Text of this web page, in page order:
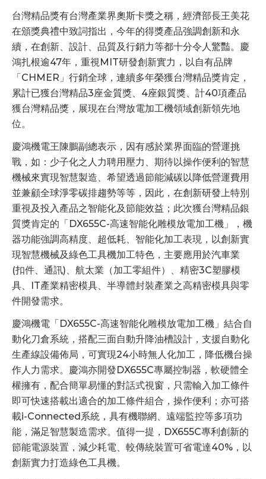
台灣精品獎有台灣產業界奧斯卡獎之稱，經濟部長王美花
在頒獎典禮中致詞指出，今年的得獎產品強調創新和永
續，在創新、設計、品質及行銷力等都十分令人驚豔。慶
鴻扎根逾47年，重視MIT研發創新實力，以自有品牌
「CHMER」行銷全球，連續多年榮獲台灣精品獎肯定，
累計已獲台灣精品3座金質獎、4座銀質獎、計40項產品
獲台灣精品獎，展現在台灣放電加工機領域創新領先地
位。
慶鴻機電王陳鵬副總表示，因有感於業界面臨的營運挑
戰，如：少子化之人力聘用壓力、期待以操作便利的智慧
機械來實現智慧製造、希望透過節能減碳以降低營運費用
並兼顧全球淨零碳排趨勢等等，因此，在創新研發上特別
重視及投入產品之智能化及節能效益；此次獲台灣精品銀
質獎肯定的「DX655C-高速智能化雕模放電加工機」，機
器功能強調高精度、超低耗、智能化加工表現，以創新實
現智慧機械及綠色工具機加工特色，主要應用於汽車業
(扣件、通訊)、航太業（加工零組件）、精密3C塑膠模
具、IT產業精密模具、半導體封裝產業之高精密模具與零
件開發需求。
慶鴻機電「DX655C-高速智能化雕模放電加工機」結合自
動化刀倉系統，搭配三面自動升降油槽設計，支援自動化
生產線設備佈局，可實現24小時無人化加工，降低機台操
作人力需求。慶鴻亦開發DX655C專屬控制器，軟硬體全
權擁有，配合簡單易懂的對話式視窗，只需輸入加工條件
即可快速搭載出適合的加工條件組合，操作便利；亦可搭
載i-Connected系統，具有機聯網、遠端監控等多項功
能，滿足智慧製造需求。值得一提，DX655C專利創新的
節能電源裝置，減少耗電、較傳統裝置可省電達40%，以
創新實力打造綠色工具機。